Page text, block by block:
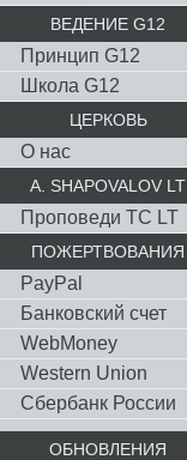
ВЕДЕНИЕ G12
Принцип G12
Школа G12
ЦЕРКОВЬ
О нас
A. SHAPOVALOV LT
Проповеди TC LT
ПОЖЕРТВОВАНИЯ
PayPal
Банковский счет
WebMoney
Western Union
Сбербанк России
ОБНОВЛЕНИЯ